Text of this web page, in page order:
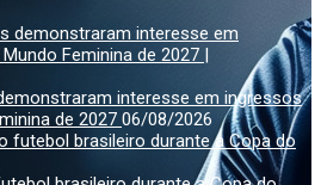
interesse em ingressos
de 2027 06/08/2026